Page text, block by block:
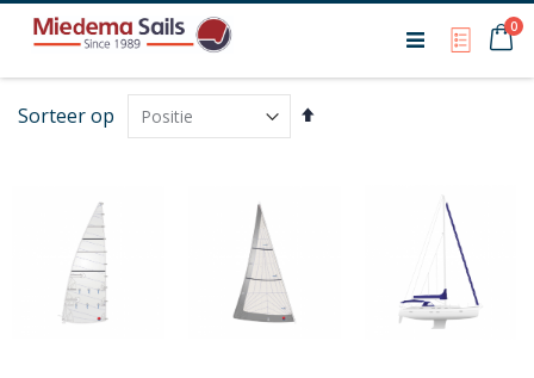
My0
Sorteer op
Van